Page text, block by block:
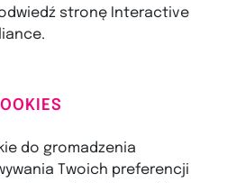
stronę Interactive
do gromadzenia
Twoich preferencji